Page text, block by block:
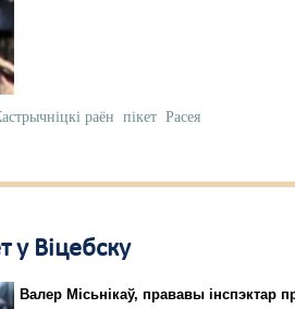
раён пікет Расея
у Віцебску
Валер Місьнікаў, прававы інспэктар